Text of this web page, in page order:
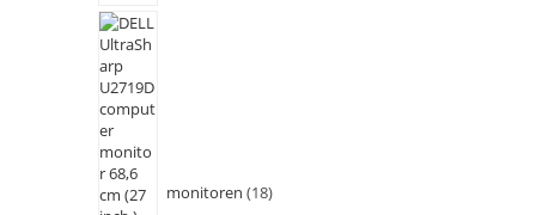
monitoren 18